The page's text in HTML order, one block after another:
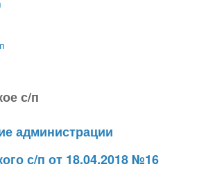
с/п
администрации
с/п от 18.04.2018 №16